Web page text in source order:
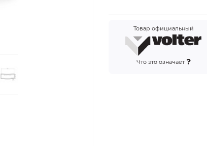
Товар официальный
Что это означает